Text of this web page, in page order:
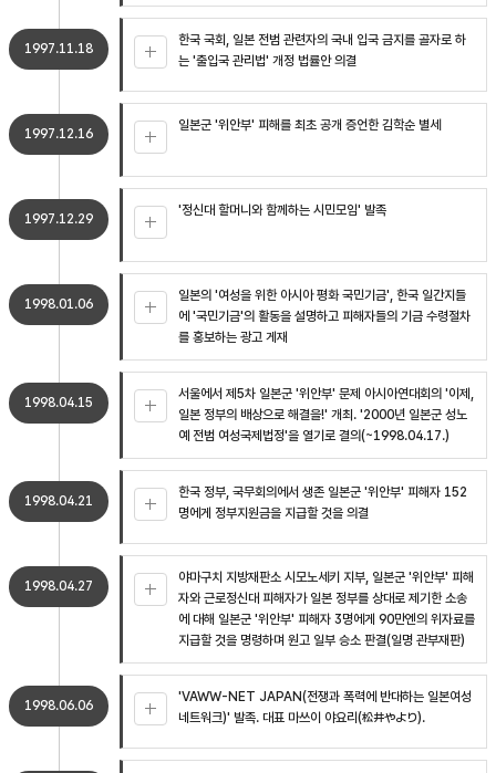
1997.11.18
한국 국회, 일본 전범 관련자의 국내 입국 금지를 골자로 하
는 '출입국 관리법' 개정 법률안 의결
1997.12.16
일본군 '위안부' 피해를 최초 공개 증언한 김학순 별세
1997.12.29
'정신대 할머니와 함께하는 시민모임' 발족
1998.01.06
일본의 '여성을 위한 아시아 평화 국민기금', 한국 일간지들
에 '국민기금'의 활동을 설명하고 피해자들의 기금 수령절차
를 홍보하는 광고 게재
1998.04.15
서울에서 제5차 일본군 '위안부' 문제 아시아연대회의 '이제,
일본 정부의 배상으로 해결을!' 개최. '2000년 일본군 성노
예 전범 여성국제법정'을 열기로 결의(~1998.04.17.)
1998.04.21
한국 정부, 국무회의에서 생존 일본군 '위안부' 피해자 152
명에게 정부지원금을 지급할 것을 의결
1998.04.27
야마구치 지방재판소 시모노세키 지부, 일본군 '위안부' 피해
자와 근로정신대 피해자가 일본 정부를 상대로 제기한 소송
에 대해 일본군 '위안부' 피해자 3명에게 90만엔의 위자료를
지급할 것을 명령하며 원고 일부 승소 판결(일명 관부재판)
1998.06.06
'VAWW-NET JAPAN(전쟁과 폭력에 반대하는 일본여성
네트워크)' 발족. 대표 마쓰이 야요리(松井やより).